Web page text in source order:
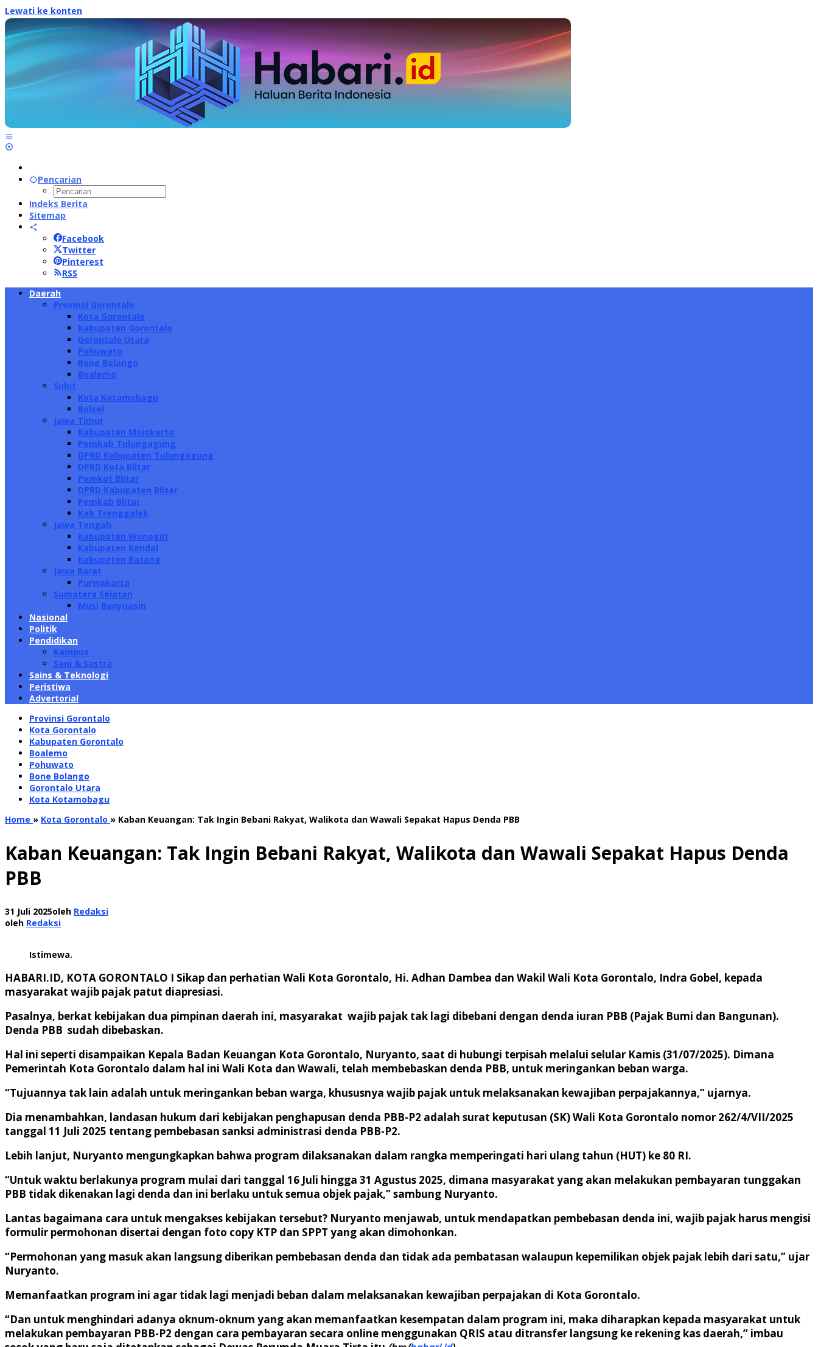
Lewati ke konten
Pencarian
Indeks Berita
Sitemap
Facebook
Twitter
Pinterest
RSS
Daerah
Provinsi Gorontalo
Kota Gorontalo
Kabupaten Gorontalo
Gorontalo Utara
Pohuwato
Bone Bolango
Boalemo
Sulut
Kota Kotamobagu
Bolsel
Jawa Timur
Kabupaten Mojokerto
Pemkab Tulungagung
DPRD Kabupaten Tulungagung
DPRD Kota Blitar
Pemkot Blitar
DPRD Kabupaten Blitar
Pemkab Blitar
Kab Trenggalek
Jawa Tengah
Kabupaten Wonogiri
Kabupaten Kendal
Kabupaten Batang
Jawa Barat
Purwakarta
Sumatera Selatan
Musi Banyuasin
Nasional
Politik
Pendidikan
Kampus
Seni & Sastra
Sains & Teknologi
Peristiwa
Advertorial
Provinsi Gorontalo
Kota Gorontalo
Kabupaten Gorontalo
Boalemo
Pohuwato
Bone Bolango
Gorontalo Utara
Kota Kotamobagu
Home » Kota Gorontalo » Kaban Keuangan: Tak Ingin Bebani Rakyat, Walikota dan Wawali Sepakat Hapus Denda PBB
Kaban Keuangan: Tak Ingin Bebani Rakyat, Walikota dan Wawali Sepakat Hapus Denda
PBB
31 Juli 2025oleh Redaksi
oleh Redaksi
Istimewa.
HABARI.ID, KOTA GORONTALO I Sikap dan perhatian Wali Kota Gorontalo, Hi. Adhan Dambea dan Wakil Wali Kota Gorontalo, Indra Gobel, kepada
masyarakat wajib pajak patut diapresiasi.
Pasalnya, berkat kebijakan dua pimpinan daerah ini, masyarakat wajib pajak tak lagi dibebani dengan denda iuran PBB (Pajak Bumi dan Bangunan).
Denda PBB sudah dibebaskan.
Hal ini seperti disampaikan Kepala Badan Keuangan Kota Gorontalo, Nuryanto, saat di hubungi terpisah melalui selular Kamis (31/07/2025). Dimana
Pemerintah Kota Gorontalo dalam hal ini Wali Kota dan Wawali, telah membebaskan denda PBB, untuk meringankan beban warga.
“Tujuannya tak lain adalah untuk meringankan beban warga, khususnya wajib pajak untuk melaksanakan kewajiban perpajakannya,” ujarnya.
Dia menambahkan, landasan hukum dari kebijakan penghapusan denda PBB-P2 adalah surat keputusan (SK) Wali Kota Gorontalo nomor 262/4/VII/2025
tanggal 11 Juli 2025 tentang pembebasan sanksi administrasi denda PBB-P2.
Lebih lanjut, Nuryanto mengungkapkan bahwa program dilaksanakan dalam rangka memperingati hari ulang tahun (HUT) ke 80 RI.
“Untuk waktu berlakunya program mulai dari tanggal 16 Juli hingga 31 Agustus 2025, dimana masyarakat yang akan melakukan pembayaran tunggakan
PBB tidak dikenakan lagi denda dan ini berlaku untuk semua objek pajak,” sambung Nuryanto.
Lantas bagaimana cara untuk mengakses kebijakan tersebut? Nuryanto menjawab, untuk mendapatkan pembebasan denda ini, wajib pajak harus mengisi
formulir permohonan disertai dengan foto copy KTP dan SPPT yang akan dimohonkan.
“Permohonan yang masuk akan langsung diberikan pembebasan denda dan tidak ada pembatasan walaupun kepemilikan objek pajak lebih dari satu,” ujar
Nuryanto.
Memanfaatkan program ini agar tidak lagi menjadi beban dalam melaksanakan kewajiban perpajakan di Kota Gorontalo.
“Dan untuk menghindari adanya oknum-oknum yang akan memanfaatkan kesempatan dalam program ini, maka diharapkan kepada masyarakat untuk
melakukan pembayaran PBB-P2 dengan cara pembayaran secara online menggunakan QRIS atau ditransfer langsung ke rekening kas daerah,” imbau